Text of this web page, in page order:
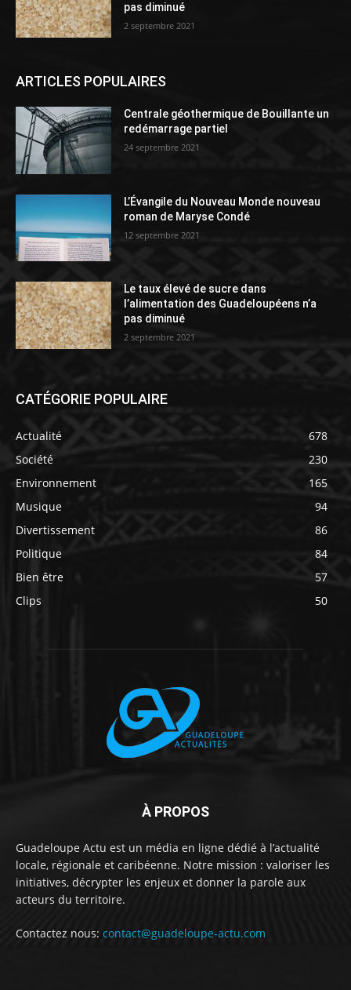
pas diminué
2 septembre 2021
ARTICLES POPULAIRES
Centrale géothermique de Bouillante un
redémarrage partiel
24 septembre 2021
L’Évangile du Nouveau Monde nouveau
roman de Maryse Condé
12 septembre 2021
Le taux élevé de sucre dans
l’alimentation des Guadeloupéens n’a
pas diminué
2 septembre 2021
CATÉGORIE POPULAIRE
Actualité
678
Société
230
Environnement
165
Musique
94
Divertissement
86
Politique
84
Bien être
57
Clips
50
À PROPOS
Guadeloupe Actu est un média en ligne dédié à l’actualité
locale, régionale et caribéenne. Notre mission : valoriser les
initiatives, décrypter les enjeux et donner la parole aux
acteurs du territoire.
Contactez nous: contact@guadeloupe-actu.com